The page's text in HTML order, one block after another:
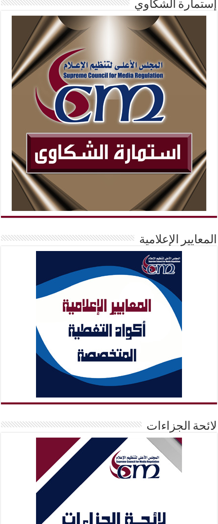
إستمارة الشكاوي
المعايير الإعلامية
لائحة الجزاءات